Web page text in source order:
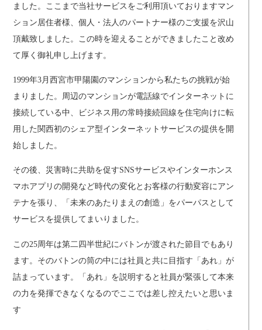
ました。ここまで当社サービスをご利用頂いておりますマン
ション居住者様、個人・法人のパートナー様のご支援を沢山
頂戴致しました。この時を迎えることができましたこと改め
て厚く御礼申し上げます。
1999年3月西宮市甲陽園のマンションから私たちの挑戦が始
まりました。周辺のマンションが電話線でインターネットに
接続している中、ビジネス用の常時接続回線を住宅向けに転
用した関西初のシェア型インターネットサービスの提供を開
始しました。
その後、災害時に共助を促すSNSサービスやインターホンス
マホアプリの開発など時代の変化とお客様の行動変容にアン
テナを張り、「未来のあたりまえの創造」をパーパスとして
サービスを提供してまいりました。
この25周年は第二四半世紀にバトンが渡された節目でもあり
ます。そのバトンの筒の中には社員と共に目指す「あれ」が
詰まっています。「あれ」を説明すると社員が緊張して本来
の力を発揮できなくなるのでここでは差し控えたいと思いま
す